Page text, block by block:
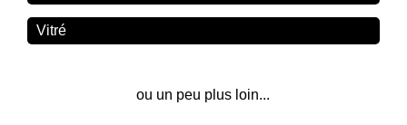
Vitré
ou un peu plus loin...